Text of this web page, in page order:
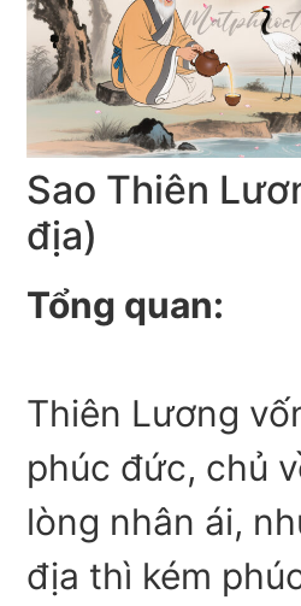
Sao Thiên
địa)
Tổng quan:
Thiên Lương
phúc đức, chủ
lòng nhân ái,
địa thì kém